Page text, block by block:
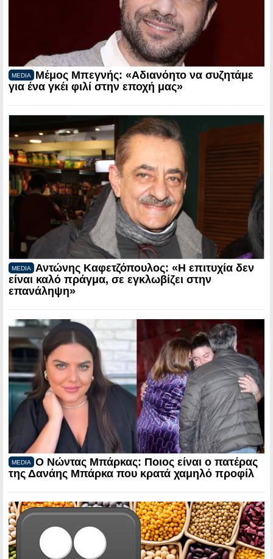
MEDIA
Μέμος Μπεγνής: «Αδιανόητο να συζητάμε
για ένα γκέι φιλί στην εποχή μας»
MEDIA
Αντώνης Καφετζόπουλος: «Η επιτυχία δεν
είναι καλό πράγμα, σε εγκλωβίζει στην
επανάληψη»
MEDIA
Ο Νώντας Μπάρκας: Ποιος είναι ο πατέρας
της Δανάης Μπάρκα που κρατά χαμηλό προφίλ